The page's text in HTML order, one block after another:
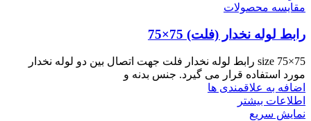
مقایسه محصولات
رابط لوله نخدار (فلت) 75×75
size 75×75 رابط لوله نخدار فلت جهت اتصال بین دو لوله نخدار
مورد استفاده قرار می گیرد. جنس بدنه و
اضافه به علاقمندی ها
اطلاعات بیشتر
نمایش سریع